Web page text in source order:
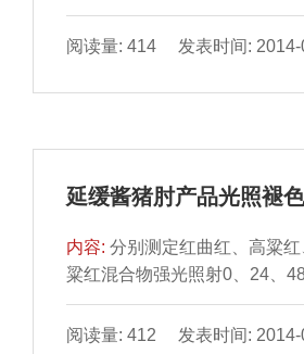
物质，研究木熏工 艺和液熏工
质的影响。结...
阅读量: 414 发表时间: 2014-
延缓酱猪肘产品光照褪
内容:分别测定红曲红、高粱
粱红混合物强光照射0、24、
现高粱红耐光性最 优，光照
1.3%。通过单...
阅读量: 412 发表时间: 2014-